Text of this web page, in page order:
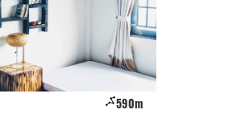
590m